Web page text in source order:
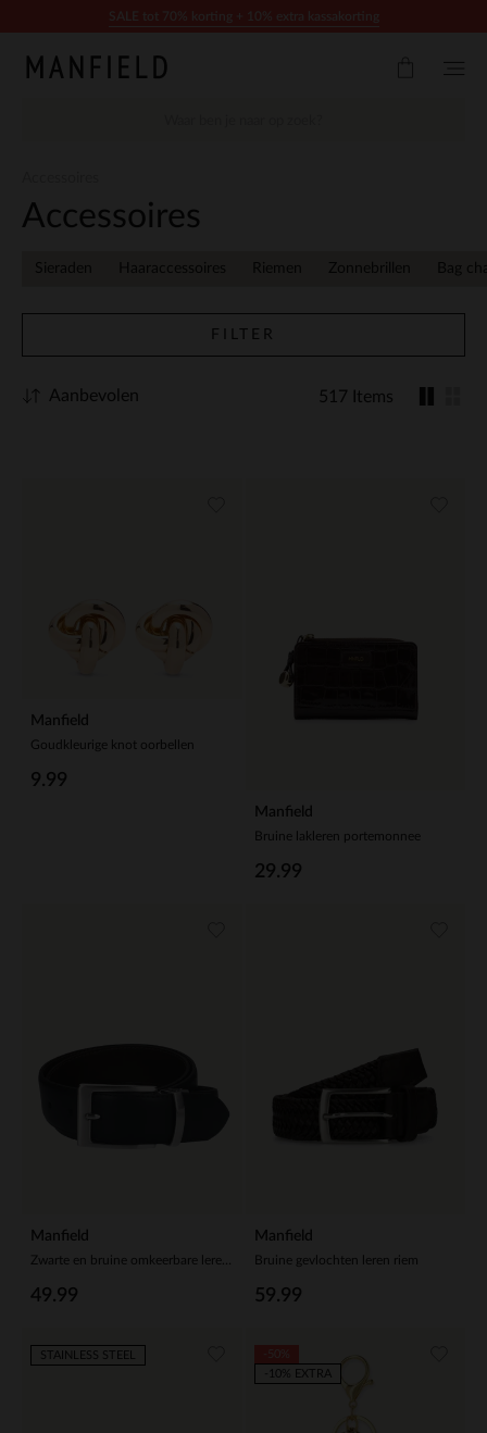
Accessoires
Sieraden Haaraccessoires Riemen Zonnebrillen Bag
FILTER
517 Items
Aanbevolen
Manfield
Goudkleurige knot oorbellen
9.99
Manfield
Bruine lakleren portemonnee
29.99
Manfield
49.99
Manfield
Bruine gevlochten leren riem
59.99
STAINLESS STEEL
-10% EXTRA